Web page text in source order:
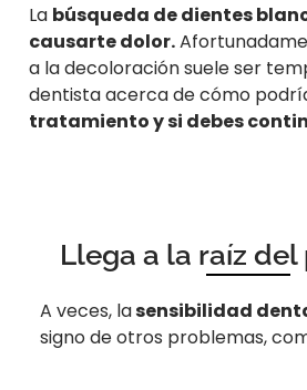
La búsqueda de dientes
causarte dolor.
a la decoloración suele ser
dentista acerca de cómo
tratamiento y si debes
Llega a la raíz
A veces, lasensibilidad
signo de otros problemas,